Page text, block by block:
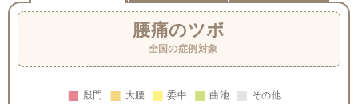
腰痛のツボ
全国の症例対象